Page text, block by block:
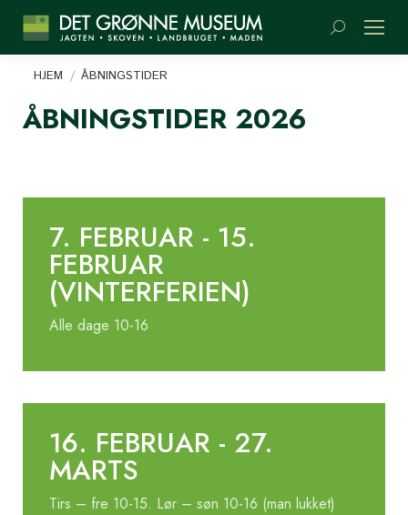
Søge:
Du er her:
HJEM ÅBNINGSTIDER
ÅBNINGSTIDER 2026
7. FEBRUAR - 15.
FEBRUAR
(VINTERFERIEN)
Alle dage 10-16
16. FEBRUAR - 27.
MARTS
Tirs – fre 10-15. Lør – søn 10-16 (man lukket)